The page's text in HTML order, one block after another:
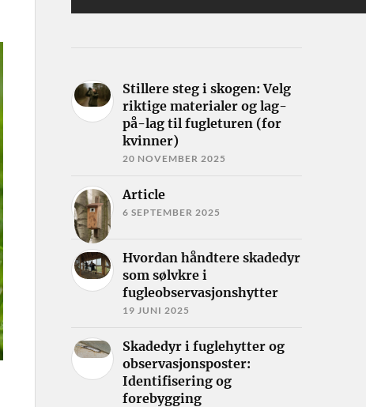
Stillere steg i skogen: Velg
riktige materialer og lag-
på-lag til fugleturen (for
kvinner)
20 NOVEMBER 2025
Article
6 SEPTEMBER 2025
Hvordan håndtere skadedyr
som sølvkre i
fugleobservasjonshytter
19 JUNI 2025
Skadedyr i fuglehytter og
observasjonsposter:
Identifisering og
forebygging